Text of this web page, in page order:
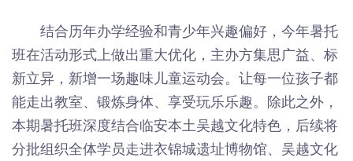
结合历年办学经验和青少年兴趣偏好，今年暑托
班在活动形式上做出重大优化，主办方集思广益、标
新立异，新增一场趣味儿童运动会。让每一位孩子都
能走出教室、锻炼身体、享受玩乐乐趣。除此之外，
本期暑托班深度结合临安本土吴越文化特色，后续将
分批组织全体学员走进衣锦城遗址博物馆、吴越文化